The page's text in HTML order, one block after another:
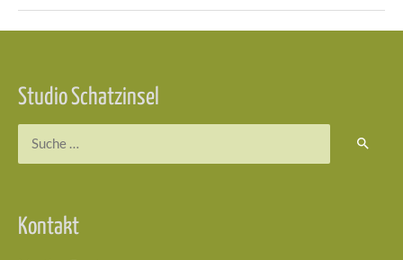
Studio Schatzinsel
Kontakt